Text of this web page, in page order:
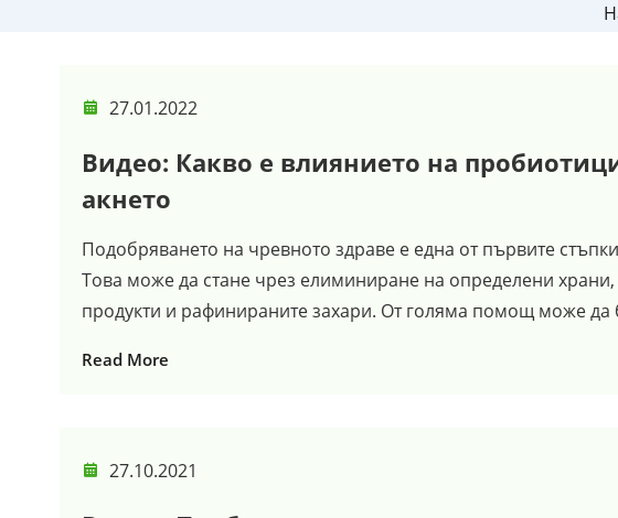
27.01.2022
Видео: Какво е влиянието на
акнето
Подобряването на чревното здраве е една от първите
Това може да стане чрез елиминиране на определени
продукти и рафинираните захари. От голяма помощ може да
Read More
27.10.2021